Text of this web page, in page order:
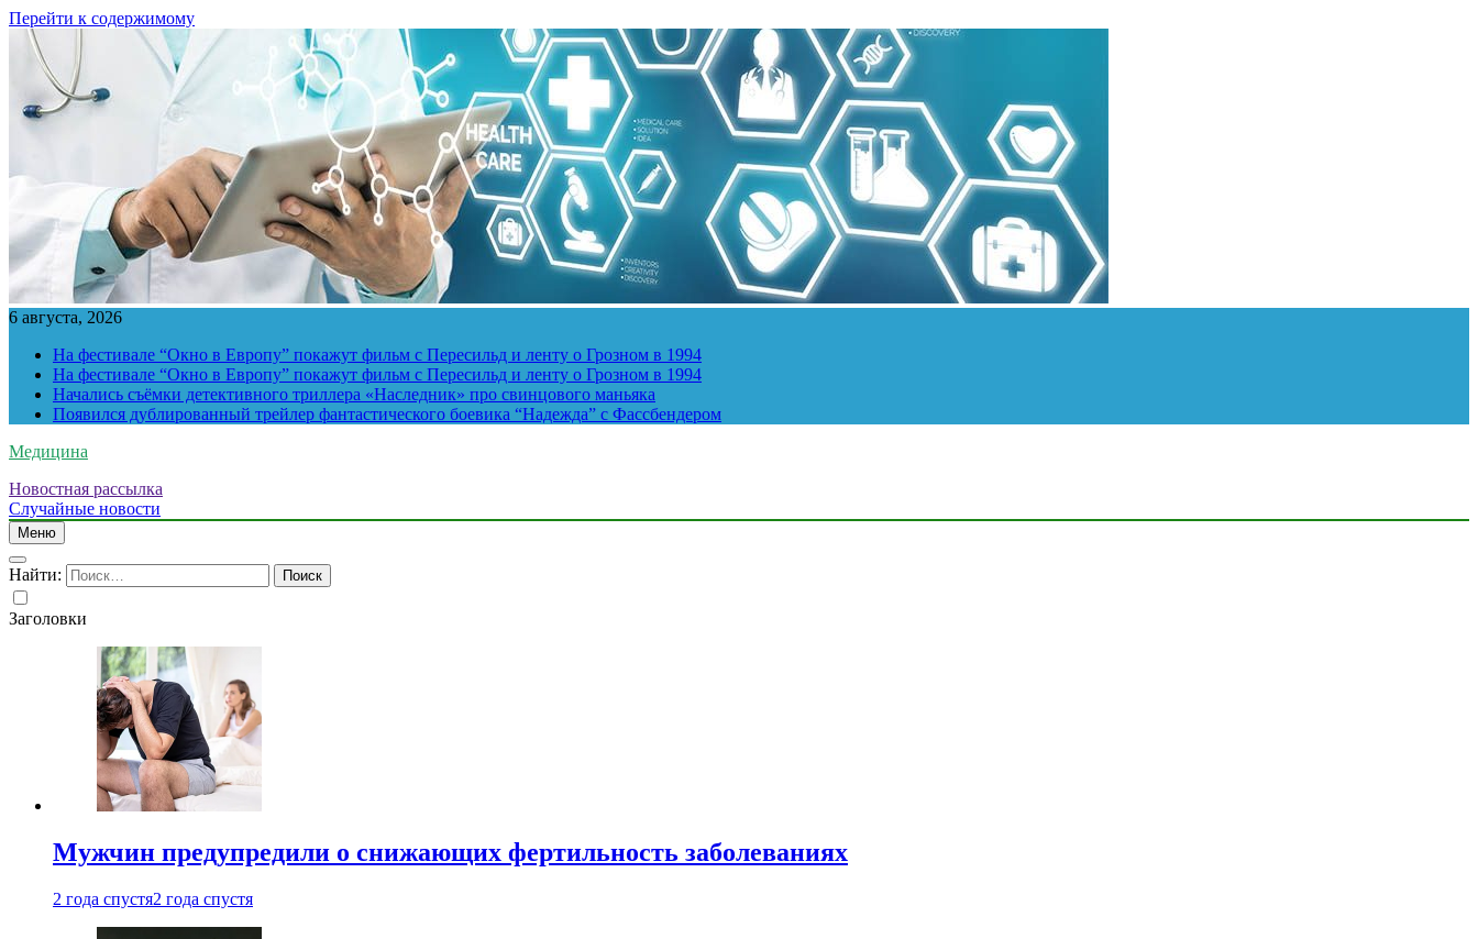
Перейти к содержимому
6 августа, 2026
На фестивале “Окно в Европу” покажут фильм с Пересильд и ленту о Грозном в 1994
На фестивале “Окно в Европу” покажут фильм с Пересильд и ленту о Грозном в 1994
Начались съёмки детективного триллера «Наследник» про свинцового маньяка
Появился дублированный трейлер фантастического боевика “Надежда” с Фассбендером
Медицина
Новостная рассылка
Случайные новости
Меню
Найти:
Заголовки
Мужчин предупредили о снижающих фертильность заболеваниях
2 года спустя2 года спустя